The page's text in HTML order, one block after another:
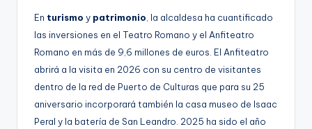
En turismo y patrimonio , la alcaldesa ha cuantificado
las inversiones en el Teatro Romano y el Anfiteatro
Romano en más de 9,6 millones de euros. El Anfiteatro
abrirá a la visita en 2026 con su centro de visitantes
dentro de la red de Puerto de Culturas que para su 25
aniversario incorporará también la casa museo de Isaac
Peral y la batería de San Leandro. 2025 ha sido el año